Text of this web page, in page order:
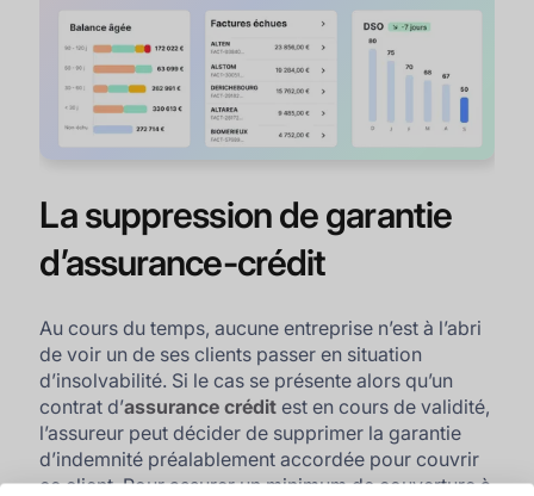
La suppression de garantie
d’assurance-crédit
Au cours du temps, aucune entreprise n’est à l’abri
de voir un de ses clients passer en situation
d’insolvabilité. Si le cas se présente alors qu’un
contrat d’assurance crédit est en cours de validité,
l’assureur peut décider de supprimer la garantie
d’indemnité préalablement accordée pour couvrir
ce client. Pour assurer un minimum de couverture à